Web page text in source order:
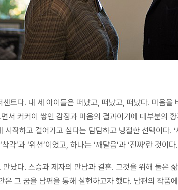
트다. 내 세 아이들은 떠났고, 떠났고, 떠났다. 마음
서 켜켜이 쌓인 감정과 마음의 결과이기에 대부분의
작하고 걸어가고 싶다는 담담하고 냉철한 선택이다.
’과 ‘위선’이었고, 하나는 ‘깨달음’과 ‘진짜’란 것이다.
났다. 스승과 제자의 만남과 결혼. 그것을 위해 둘은
그 꿈을 남편을 통해 실현하고자 했다. 남편의 작품